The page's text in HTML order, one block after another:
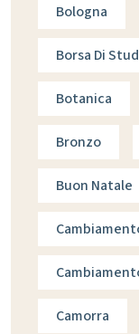
Bologna
Borsa Di
Botanica
Bronzo
Buon Natale
Camorra